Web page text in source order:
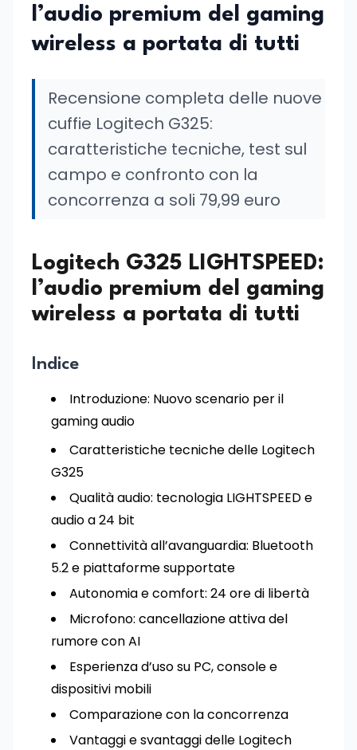
l’audio premium del gaming
wireless a portata di tutti
Recensione completa delle nuove
cuffie Logitech G325:
caratteristiche tecniche, test sul
campo e confronto con la
concorrenza a soli 79,99 euro
Logitech G325 LIGHTSPEED:
l’audio premium del gaming
wireless a portata di tutti
Indice
Introduzione: Nuovo scenario per il
gaming audio
Caratteristiche tecniche delle Logitech
G325
Qualità audio: tecnologia LIGHTSPEED e
audio a 24 bit
Connettività all’avanguardia: Bluetooth
5.2 e piattaforme supportate
Autonomia e comfort: 24 ore di libertà
Microfono: cancellazione attiva del
rumore con AI
Esperienza d’uso su PC, console e
dispositivi mobili
Comparazione con la concorrenza
Vantaggi e svantaggi delle Logitech